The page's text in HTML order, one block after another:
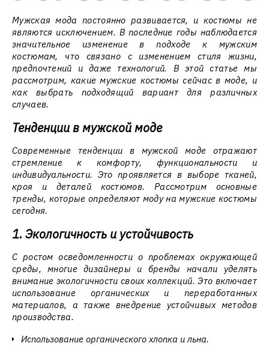
Мужская мода постоянно развивается, и костюмы не
являются исключением. В последние годы наблюдается
значительное изменение в подходе к мужским
костюмам, что связано с изменением стиля жизни,
предпочтений и даже технологий. В этой статье мы
рассмотрим, какие мужские костюмы сейчас в моде, и
как выбрать подходящий вариант для различных
случаев.
Тенденции в мужской моде
Современные тенденции в мужской моде отражают
стремление к комфорту, функциональности и
индивидуальности. Это проявляется в выборе тканей,
кроя и деталей костюмов. Рассмотрим основные
тренды, которые определяют моду на мужские костюмы
сегодня.
1. Экологичность и устойчивость
С ростом осведомленности о проблемах окружающей
среды, многие дизайнеры и бренды начали уделять
внимание экологичности своих коллекций. Это включает
использование органических и переработанных
материалов, а также внедрение устойчивых методов
производства.
Использование органического хлопка и льна.